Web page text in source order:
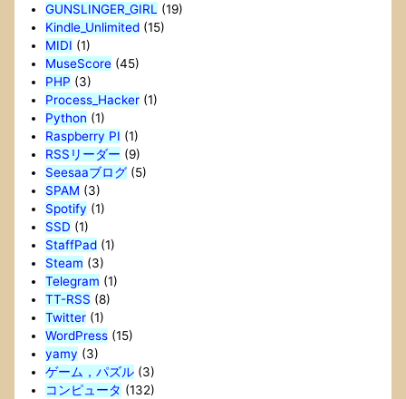
GUNSLINGER_GIRL (19)
Kindle_Unlimited(15)
MIDI (1)
MuseScore(45)
PHP (3)
Process_Hacker(1)
Python (1)
Raspberry PI (1)
RSSリーダー (9)
Seesaaブログ(5)
SPAM (3)
Spotify (1)
SSD (1)
StaffPad(1)
Steam (3)
Telegram (1)
TT-RSS (8)
Twitter(1)
WordPress(15)
yamy (3)
ゲーム，パズル(3)
コンピュータ (132)